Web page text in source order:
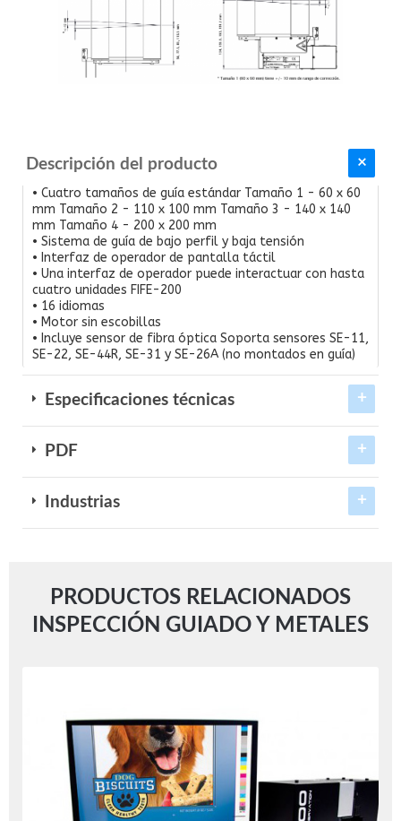
Descripción del producto
• Cuatro tamaños de guía estándar Tamaño 1 - 60 x 60
mm Tamaño 2 - 110 x 100 mm Tamaño 3 - 140 x 140
mm Tamaño 4 - 200 x 200 mm
• Sistema de guía de bajo perfil y baja tensión
• Interfaz de operador de pantalla táctil
• Una interfaz de operador puede interactuar con hasta
cuatro unidades FIFE-200
• 16 idiomas
• Motor sin escobillas
• Incluye sensor de fibra óptica Soporta sensores SE-11,
SE-22, SE-44R, SE-31 y SE-26A (no montados en guía)
Especificaciones técnicas
PDF
Industrias
PRODUCTOS RELACIONADOS
INSPECCIÓN GUIADO Y METALES